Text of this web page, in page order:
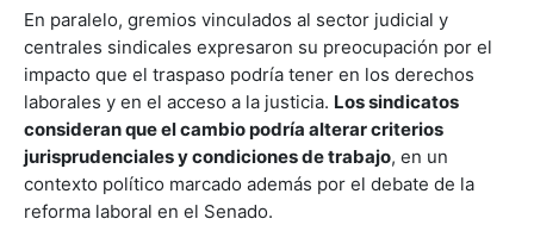
En paralelo, gremios vinculados al sector judicial y
centrales sindicales expresaron su preocupación por el
impacto que el traspaso podría tener en los derechos
laborales y en el acceso a la justicia. Los sindicatos
consideran que el cambio podría alterar criterios
jurisprudenciales y condiciones de trabajo, en un
contexto político marcado además por el debate de la
reforma laboral en el Senado.